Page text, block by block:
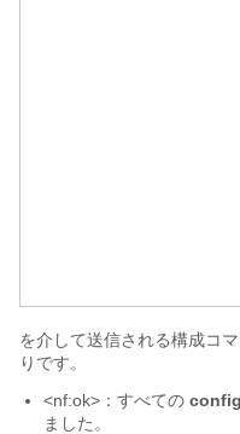
を介して送信される構成コ
りです。
<nf:ok>：すべての
ました。